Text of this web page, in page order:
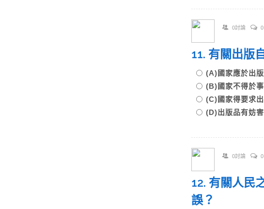
0討論
11. 有關出版
(A)國家應於出
(B)國家不得於
(C)國家得要求
(D)出版品有妨
0討論
12. 有關人民
誤？